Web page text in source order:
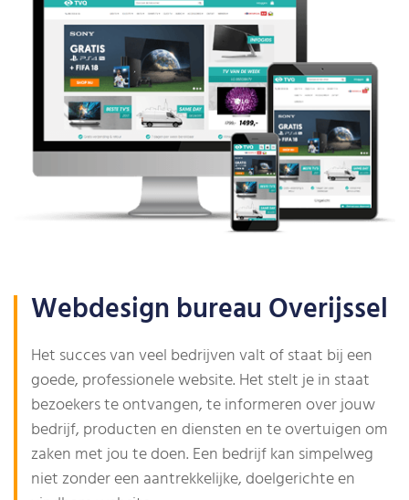
Webdesign bureau Overijssel
Het succes van veel bedrijven valt of staat bij een
goede, professionele website. Het stelt je in staat
bezoekers te ontvangen, te informeren over jouw
bedrijf, producten en diensten en te overtuigen om
zaken met jou te doen. Een bedrijf kan simpelweg
niet zonder een aantrekkelijke, doelgerichte en